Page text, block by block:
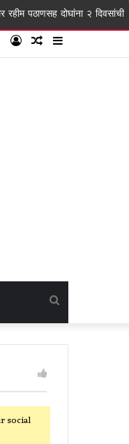
२ दिवसांची पोलीस कोठडी
Sidebar
Random
Log
WhatsApp
Search
for
social